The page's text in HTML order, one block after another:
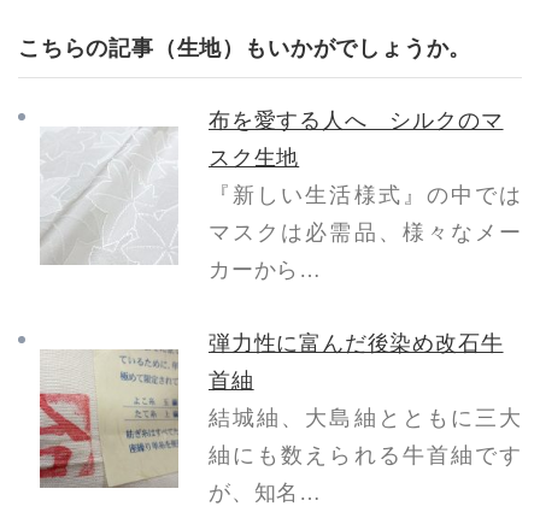
こちらの記事（生地）もいかがでしょうか。
布を愛する人へ シルクのマ
スク生地
『新しい生活様式』の中では
マスクは必需品、様々なメー
カーから…
弾力性に富んだ後染め改石牛
首紬
結城紬、大島紬とともに三大
紬にも数えられる牛首紬です
が、知名…